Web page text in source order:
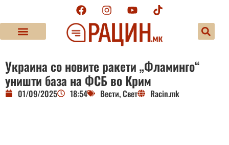
Украина со новите ракети „Фламинго“
уништи база на ФСБ во Крим
01/09/2025 18:54 Вести,Свет Racin.mk